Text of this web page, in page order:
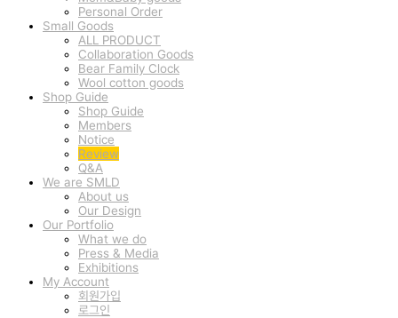
Personal Order
Small Goods
ALL PRODUCT
Collaboration Goods
Bear Family Clock
Wool cotton goods
Shop Guide
Shop Guide
Members
Notice
Review
Q&A
We are SMLD
About us
Our Design
Our Portfolio
What we do
Press & Media
Exhibitions
My Account
회원가입
로그인